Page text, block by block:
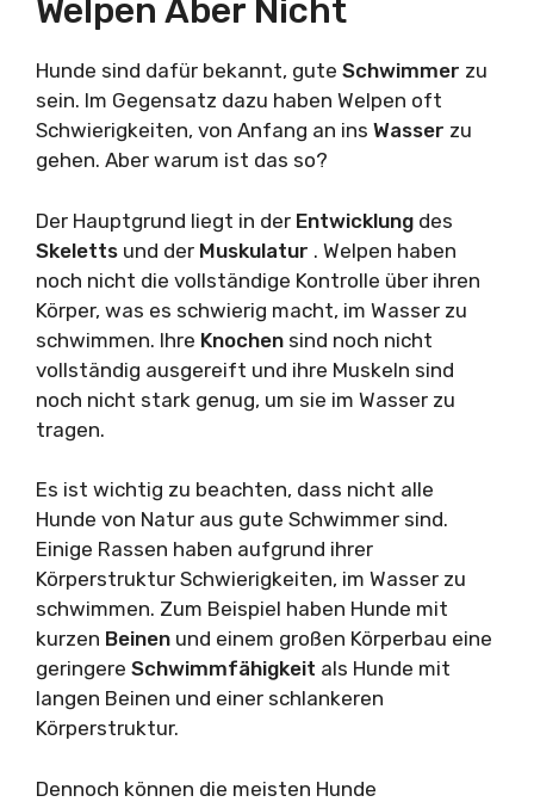
Welpen Aber Nicht
Hunde sind dafür bekannt, gute Schwimmer zu
sein. Im Gegensatz dazu haben Welpen oft
Schwierigkeiten, von Anfang an ins Wasser zu
gehen. Aber warum ist das so?
Der Hauptgrund liegt in der Entwicklung des
Skeletts und der Muskulatur . Welpen haben
noch nicht die vollständige Kontrolle über ihren
Körper, was es schwierig macht, im Wasser zu
schwimmen. Ihre Knochen sind noch nicht
vollständig ausgereift und ihre Muskeln sind
noch nicht stark genug, um sie im Wasser zu
tragen.
Es ist wichtig zu beachten, dass nicht alle
Hunde von Natur aus gute Schwimmer sind.
Einige Rassen haben aufgrund ihrer
Körperstruktur Schwierigkeiten, im Wasser zu
schwimmen. Zum Beispiel haben Hunde mit
kurzen Beinen und einem großen Körperbau eine
geringere Schwimmfähigkeit als Hunde mit
langen Beinen und einer schlankeren
Körperstruktur.
Dennoch können die meisten Hunde